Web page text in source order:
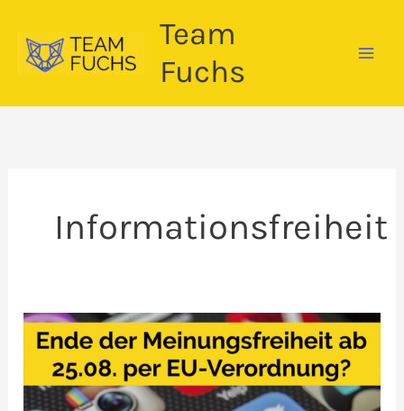
Inhalt
springen
Team
Fuchs
Informationsfreiheit